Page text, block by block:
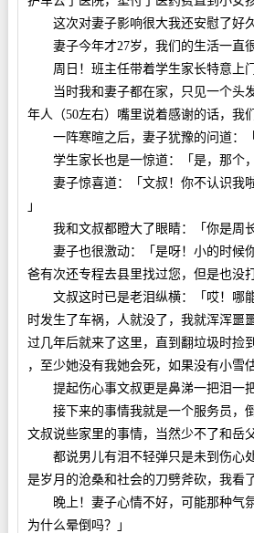
这次对妻子影响很大我还安慰了好久
妻子今年才27岁，我们的生活一直很
周日！班主任带着学生家长特意上门
当时我和妻子都在家，只见一个头
年人（50左右）嘴里说着感谢的话，我
一阵寒暄之后，妻子犹豫的问道：「
学生家长也是一惊道：「是，那个，
妻子惊喜道：「文叔！你不认识我啦
」
我和文叔都瞪大了眼睛：「你是周长
妻子也很激动：「是呀！小的时候
爸有次还专程去县里找过您，但是也没
文叔这时已是老泪纵横：「哎！哪
时发生了车祸，人就没了，我就浑浑噩
过几年后就来了这里，直到翻垃圾时捡
，至少她没有我她会死，如果没有小雪
提起伤心事文叔更是鼻涕一把泪一把
接下来的事情我就是一个服务员，
文叔说些家里的事情，当然少不了和岳
都说男儿有泪不轻弹只是未到伤心
是岁月的沧桑和社会的刀劈斧砍，我看
晚上！妻子心情不好，可能那种气
为什么晕倒吗？」